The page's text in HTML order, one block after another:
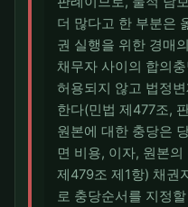
더 많다고 한 부분은
권 실행을 위한 경매
채무자 사이의 합의
허용되지 않고 법정
한다(민법 제477조,
원본에 대한 충당은
면 비용, 이자, 원본
제479조 제1항) 채권
로 충당순서를 지정